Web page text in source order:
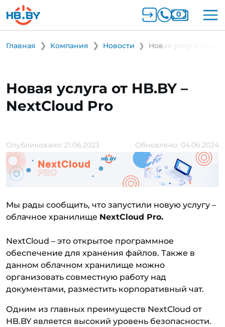
Главная Компания Новости Новая услуга от
Новая услуга от HB.BY –
NextCloud Pro
Опубликовано: 21.06.2023 Обновлено: 04.06.2024
Мы рады сообщить, что запустили новую услугу –
облачное хранилище NextCloud Pro.
NextCloud – это открытое программное
обеспечение для хранения файлов. Также в
данном облачном хранилище можно
организовать совместную работу над
документами, разместить корпоративный чат.
Одним из главных преимуществ NextCloud от
HB.BY является высокий уровень безопасности.